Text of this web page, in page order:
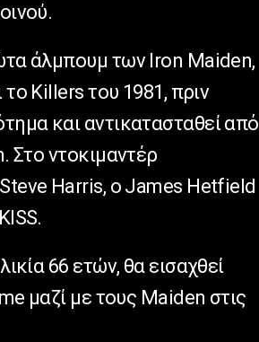
άλμπουμ των Iron Maiden,
Killers του 1981, πριν
και αντικατασταθεί από
Στο ντοκιμαντέρ
Harris, ο James Hetfield
66 ετών, θα εισαχθεί
μαζί με τους Maiden στις